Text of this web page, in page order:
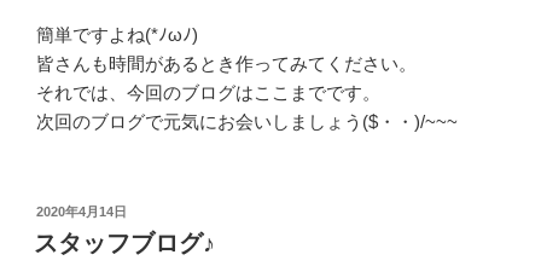
簡単ですよね(*ﾉωﾉ)
皆さんも時間があるとき作ってみてください。
それでは、今回のブログはここまでです。
次回のブログで元気にお会いしましょう($・・)/~~~
投
稿
日:
2020年4月14日
スタッフブログ♪